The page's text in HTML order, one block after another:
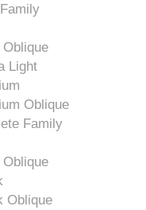
Light
Oblique
Family
Oblique